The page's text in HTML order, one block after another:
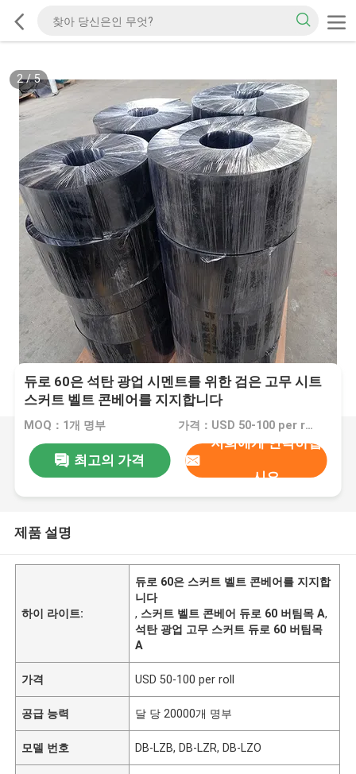
2/5
듀로 60은 석탄 광업 시멘트를 위한 검은 고무 시트
스커트 벨트 콘베어를 지지합니다
MOQ：1개 명부 가격：USD 50-100 per roll
최고의 가격
저희에게 연락하십
시오
제품 설명
하이 라이트:
듀로 60은 스커트 벨트 콘베어를 지지합
니다
, 스커트 벨트 콘베어 듀로 60 버팀목 A,
석탄 광업 고무 스커트 듀로 60 버팀목
A
가격 USD 50-100 per roll
공급 능력 달 당 20000개 명부
모델 번호 DB-LZB, DB-LZR, DB-LZO